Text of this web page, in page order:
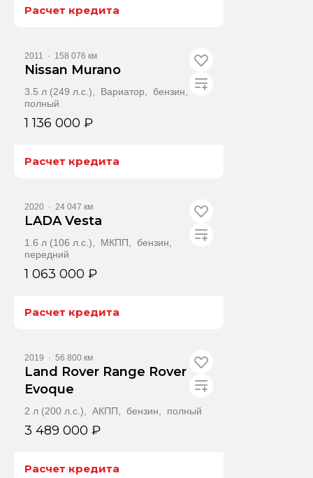
Расчет кредита
2011 · 158 076 км
Nissan Murano
3.5 л (249 л.с.), Вариатор, бензин,
полный
1 136 000 ₽
Расчет кредита
2020 · 24 047 км
LADA Vesta
1.6 л (106 л.с.), МКПП, бензин,
передний
1 063 000 ₽
Расчет кредита
2019 · 56 800 км
Land Rover Range Rover
Evoque
2 л (200 л.с.), АКПП, бензин, полный
3 489 000 ₽
Расчет кредита